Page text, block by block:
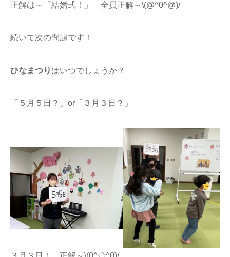
正解は～「結婚式！」 全員正解～\(@^0^@)/
続いて次の問題です！
ひなまつり はいつでしょうか？
「５月５日？」or「３月３日？」